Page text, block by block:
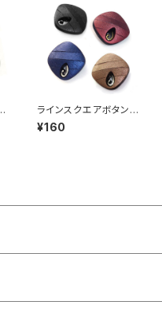
ラインスクエアボタン「1
8mm」（全4色）【A000
2】
¥160